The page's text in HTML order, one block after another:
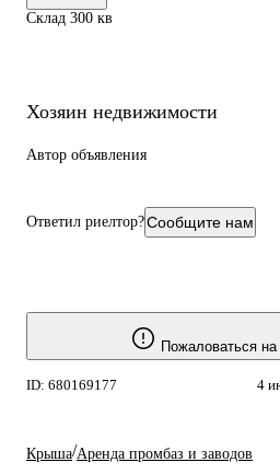
Склад 300 кв
Хозяин недвижимости
Автор объявления
Ответил риелтор?Сообщите нам
Пожаловаться
ID: 680169177 4
Крыша/Аренда промбаз и заводов